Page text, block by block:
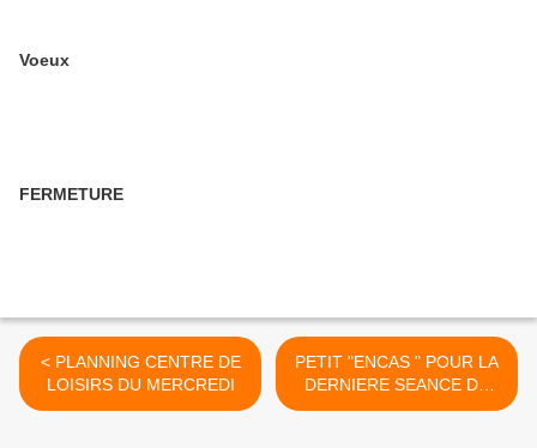
Voeux
FERMETURE
< PLANNING CENTRE DE
LOISIRS DU MERCREDI
PETIT "ENCAS " POUR LA
DERNIERE SEANCE DE
MULTISPORTS .... >